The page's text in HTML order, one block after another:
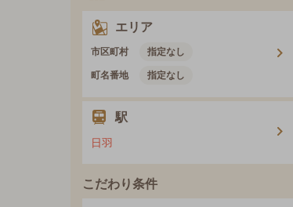
エリア
市区町村 指定なし
町名番地 指定なし
駅
日羽
こだわり条件